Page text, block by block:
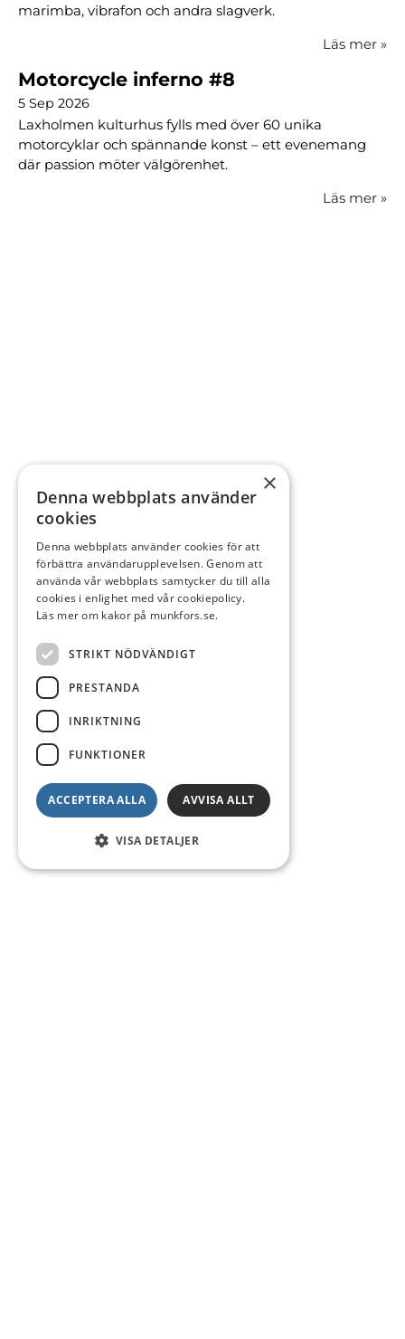
marimba, vibrafon och andra slagverk.
Läs mer »
Motorcycle inferno #8
5 Sep 2026
Laxholmen kulturhus fylls med över 60 unika
motorcyklar och spännande konst – ett evenemang
där passion möter välgörenhet.
Läs mer »
×
Denna webbplats använder
cookies
Denna webbplats använder cookies för att
förbättra användarupplevelsen. Genom att
använda vår webbplats samtycker du till alla
cookies i enlighet med vår cookiepolicy.
Läs mer om kakor på munkfors.se.
STRIKT NÖDVÄNDIGT
PRESTANDA
INRIKTNING
FUNKTIONER
ACCEPTERA ALLA AVVISA ALLT
VISA DETALJER